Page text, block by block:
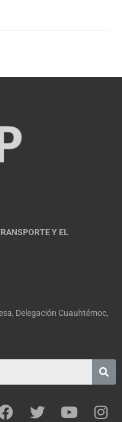
Y EL
Delegación Cuauhtémoc,
F
T
Y
I